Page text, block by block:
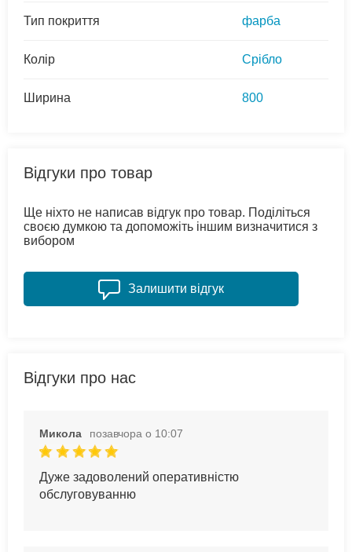
Тип покриття фарба
Колір Срібло
Ширина 800
Відгуки про товар
Ще ніхто не написав відгук про товар. Поділіться
своєю думкою та допоможіть іншим визначитися з
вибором
Залишити відгук
Відгуки про нас
Микола позавчора о 10:07
Дуже задоволений оперативністю
обслуговуванню